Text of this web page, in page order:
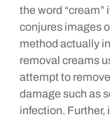
the word “cream”
conjures images
method actually
removal creams
attempt to
damage such as
infection. Further,